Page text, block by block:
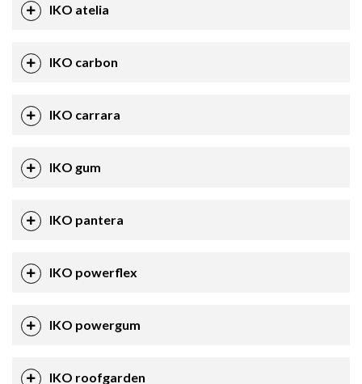
IKO atelia
IKO carbon
IKO carrara
IKO gum
IKO pantera
IKO powerflex
IKO powergum
IKO roofgarden